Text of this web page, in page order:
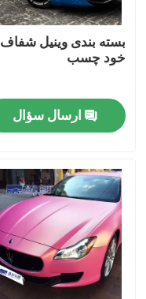
کارخانه تور
اخبار
همه موارد
فیلم محافظ رنگ رنگی
بسته بندی وینیل شفاف
خود چسب
ارسال سؤال